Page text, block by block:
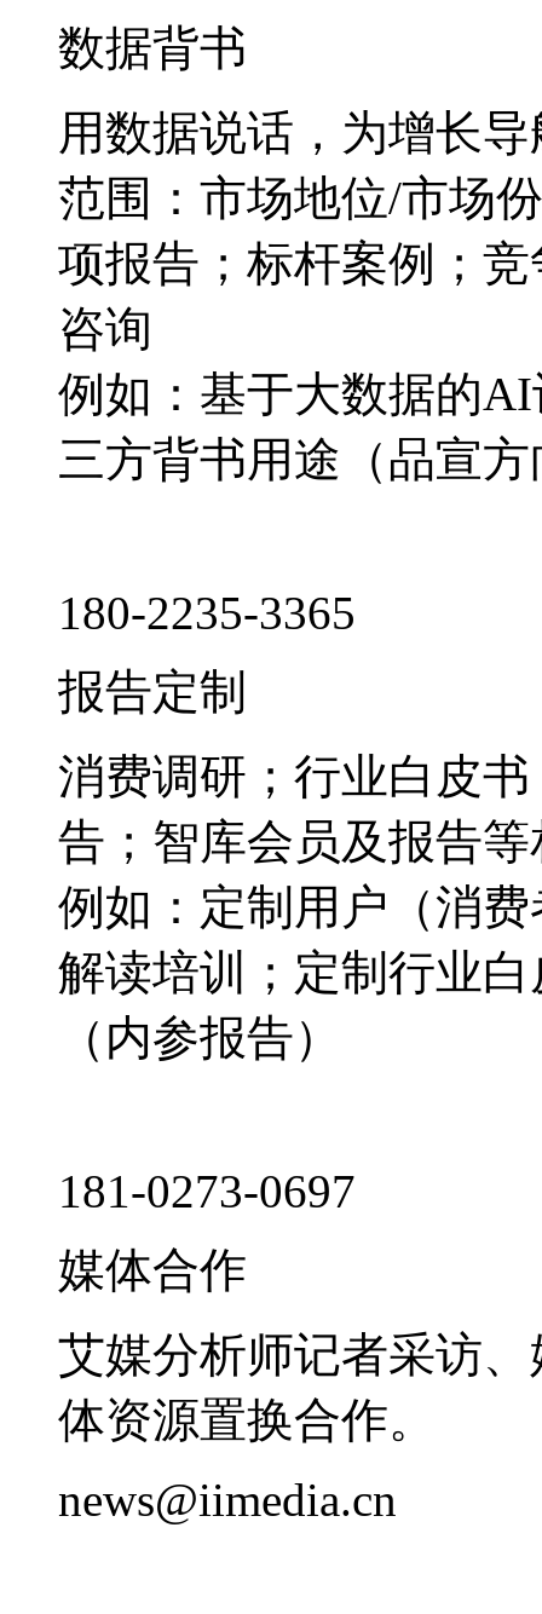
数据背书
用数据说话，为增长导
范围：市场地位/市场
项报告；标杆案例；
咨询
例如：基于大数据的
三方背书用途（品宣
180-2235-3365
报告定制
消费调研；行业白皮
告；智库会员及报告
例如：定制用户（消
解读培训；定制行业
（内参报告）
181-0273-0697
媒体合作
艾媒分析师记者采访
体资源置换合作。
news@iimedia.cn